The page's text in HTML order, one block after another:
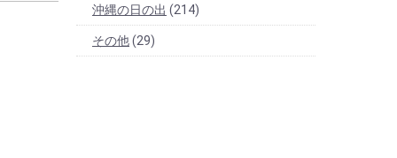
沖縄の日の出 (214)
その他(29)